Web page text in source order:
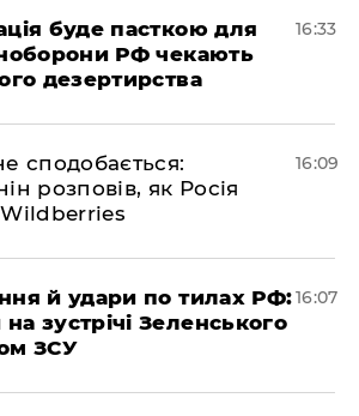
буде пасткою для
РФ чекають
дезертирства
16:33
сподобається:
розповів, як Росія
16:09
й удари по тилах РФ:
зустрічі Зеленського
ЗСУ
16:07